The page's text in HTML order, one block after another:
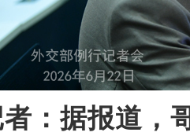
：据报道，